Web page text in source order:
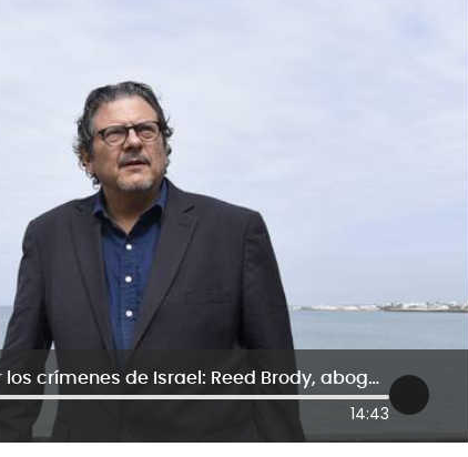
Soy judío y es mi deber denunciar los crímenes de Israel: Reed Brody, abogado ‘Caza-dictadores’
14:43